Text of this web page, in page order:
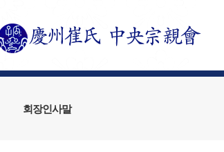
회장인사말